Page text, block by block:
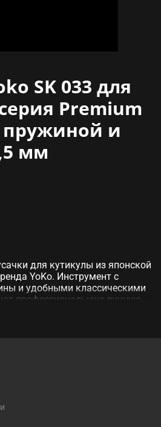
SK 033 для
Premium
и
мм
для кутикулы из японской
YoKo. Инструмент с
и удобными классическими
профессиональную ручную
а за счёт высокой